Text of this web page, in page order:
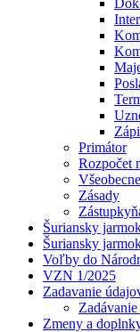
Primátor
Rozpočet
Zásady
Šuriansky
Šuriansky
Voľby do
VZN 1/2025
Zadavanie
Zmeny a